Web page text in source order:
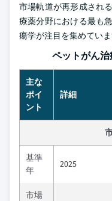
市場軌道が再形成され
療薬分野における最も
瘍学が注目を集めていま
ペットがん
主な
ポイ
ント
詳細
基準
年
2025
市場